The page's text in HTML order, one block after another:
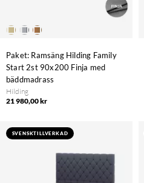
Paket: Ramsäng Hilding Family
Start 2st 90x200 Finja med
bäddmadrass
Hilding
21 980,00 kr
SVENSKTILLVERKAD